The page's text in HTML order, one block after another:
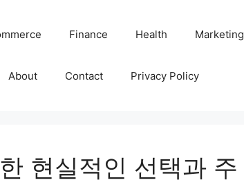
Finance Health Marketing
About Contact Privacy Policy
현실적인 선택과 주